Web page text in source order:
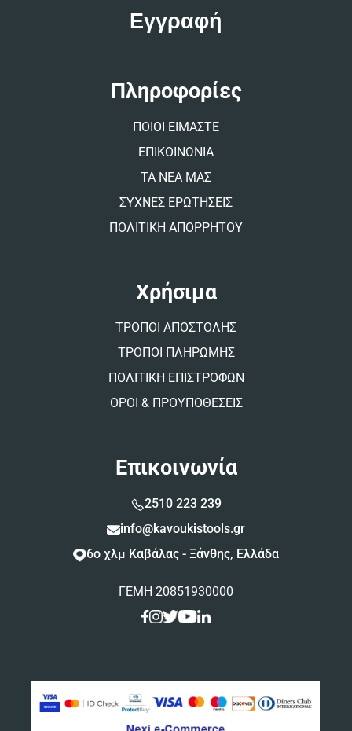
Πληροφορίες
ΠΟΙΟΙ ΕΙΜΑΣΤΕ
ΕΠΙΚΟΙΝΩΝΙΑ
ΤΑ ΝΕΑ ΜΑΣ
ΣΥΧΝΕΣ ΕΡΩΤΗΣΕΙΣ
ΠΟΛΙΤΙΚΗ ΑΠΟΡΡΗΤΟΥ
Χρήσιμα
ΤΡΟΠΟΙ ΑΠΟΣΤΟΛΗΣ
ΤΡΟΠΟΙ ΠΛΗΡΩΜΗΣ
ΠΟΛΙΤΙΚΗ ΕΠΙΣΤΡΟΦΩΝ
ΟΡΟΙ & ΠΡΟΥΠΟΘΕΣΕΙΣ
Επικοινωνία
2510 223 239
info@kavoukistools.gr
6ο χλμ Καβάλας - Ξάνθης, Ελλάδα
ΓΕΜΗ 20851930000